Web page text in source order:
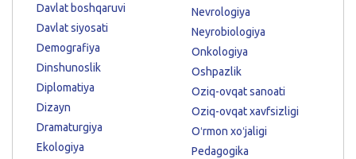
Davlat boshqaruvi
Davlat siyosati
Demografiya
Dinshunoslik
Diplomatiya
Dizayn
Dramaturgiya
Ekologiya
Nevrologiya
Neyrobiologiya
Onkologiya
Oshpazlik
Oziq-ovqat sanoati
Oziq-ovqat xavfsizligi
Oʻrmon xoʻjaligi
Pedagogika